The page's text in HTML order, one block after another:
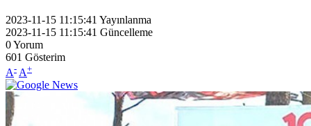
2023-11-15 11:15:41 Yayınlanma
2023-11-15 11:15:41 Güncelleme
0Yorum
601 Gösterim
A- A+